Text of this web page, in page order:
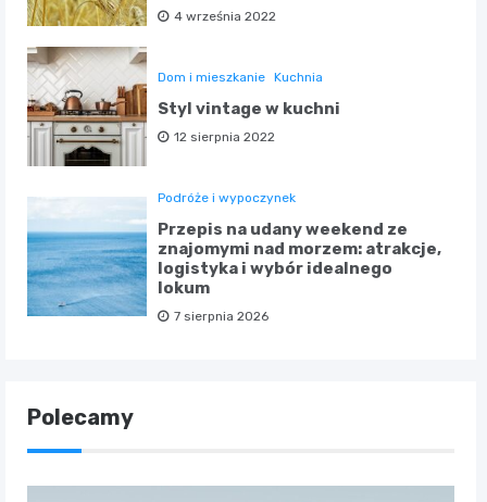
4 września 2022
Dom i mieszkanie Kuchnia
Styl vintage w kuchni
12 sierpnia 2022
Podróże i wypoczynek
Przepis na udany weekend ze
znajomymi nad morzem: atrakcje,
logistyka i wybór idealnego
lokum
7 sierpnia 2026
Polecamy